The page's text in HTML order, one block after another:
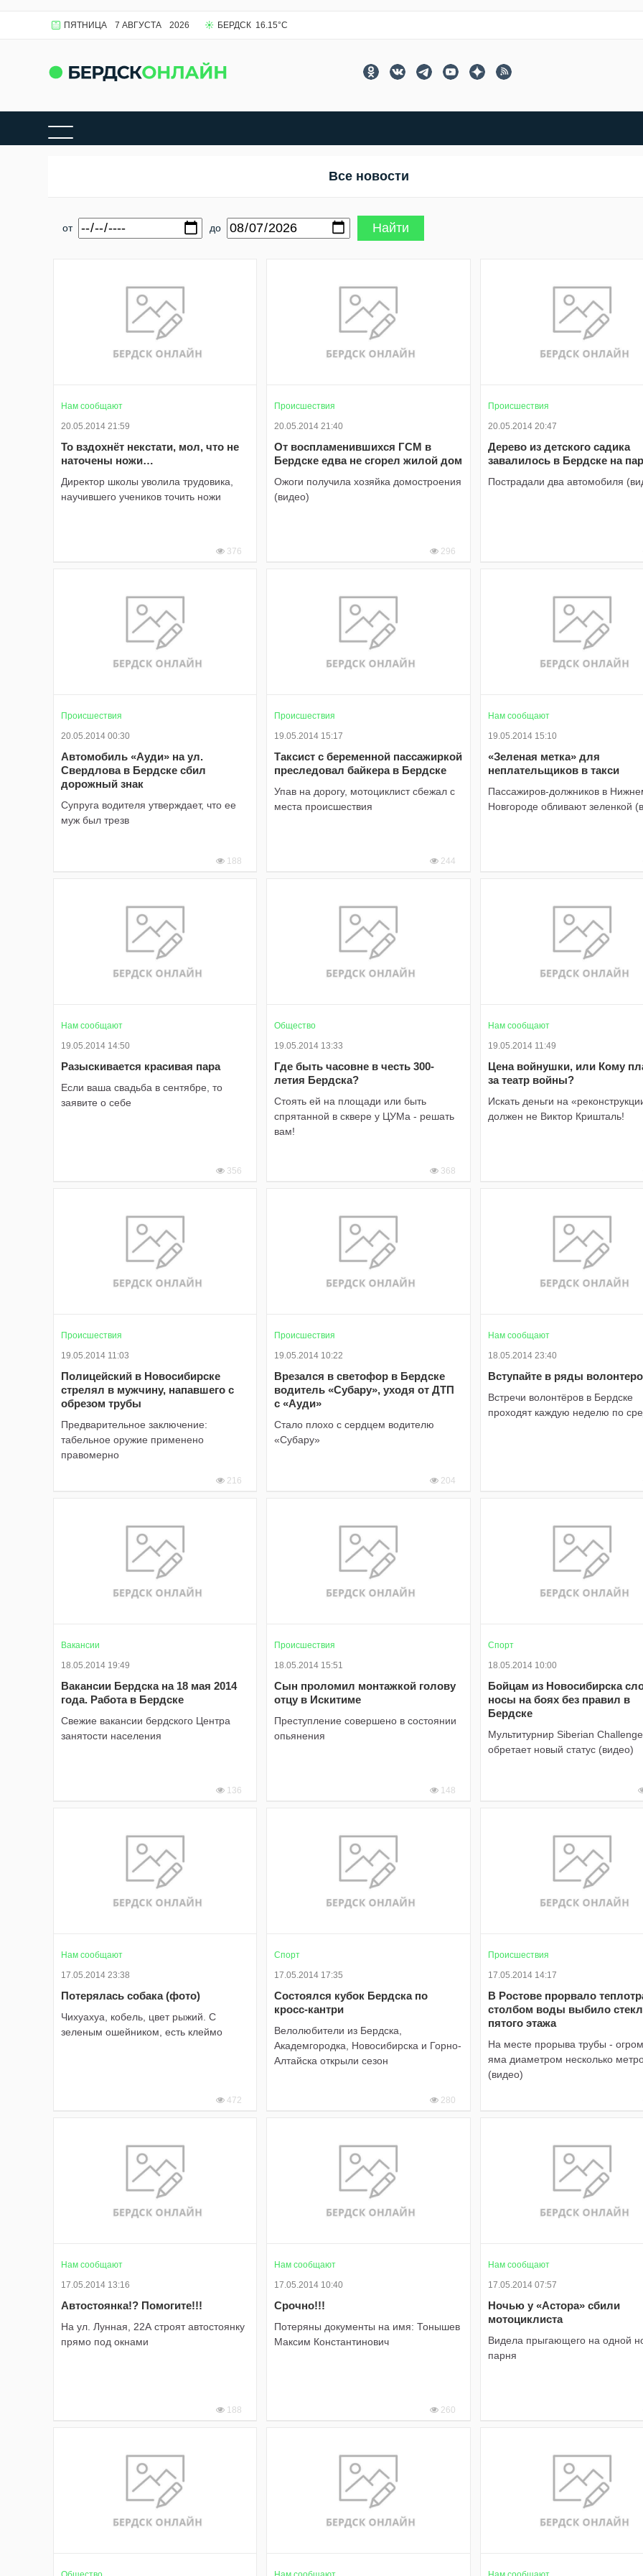
ПЯТНИЦА 7 АВГУСТА 2026 БЕРДСК 16.15°C
Все новости
от до
Нам сообщают
20.05.2014 21:59
То вздохнёт некстати, мол, что не
наточены ножи…
Директор школы уволила трудовика,
научившего учеников точить ножи
376
Происшествия
20.05.2014 21:40
От воспламенившихся ГСМ в
Бердске едва не сгорел жилой дом
Ожоги получила хозяйка домостроения
(видео)
296
Происшествия
20.05.2014 20:47
Дерево из детского садика
завалилось в Бердске на
Пострадали два автомобиля
Происшествия
20.05.2014 00:30
Автомобиль «Ауди» на ул.
Свердлова в Бердске сбил
дорожный знак
Супруга водителя утверждает, что ее
муж был трезв
188
Происшествия
19.05.2014 15:17
Таксист с беременной пассажиркой
преследовал байкера в Бердске
Упав на дорогу, мотоциклист сбежал с
места происшествия
244
Нам сообщают
19.05.2014 15:10
«Зеленая метка» для
неплательщиков в такси
Пассажиров-должников в
Новгороде обливают зеленкой
Нам сообщают
19.05.2014 14:50
Разыскивается красивая пара
Если ваша свадьба в сентябре, то
заявите о себе
356
Общество
19.05.2014 13:33
Где быть часовне в честь 300-
летия Бердска?
Стоять ей на площади или быть
спрятанной в сквере у ЦУМа - решать
вам!
368
Нам сообщают
19.05.2014 11:49
Цена войнушки, или Кому
за театр войны?
Искать деньги на
должен не Виктор Кришталь!
Происшествия
19.05.2014 11:03
Полицейский в Новосибирске
стрелял в мужчину, напавшего с
обрезом трубы
Предварительное заключение:
табельное оружие применено
правомерно
216
Происшествия
19.05.2014 10:22
Врезался в светофор в Бердске
водитель «Субару», уходя от ДТП
с «Ауди»
Стало плохо с сердцем водителю
«Субару»
204
Нам сообщают
18.05.2014 23:40
Вступайте в ряды
Встречи волонтёров в Бердске
проходят каждую неделю по
Вакансии
18.05.2014 19:49
Вакансии Бердска на 18 мая 2014
года. Работа в Бердске
Свежие вакансии бердского Центра
занятости населения
136
Происшествия
18.05.2014 15:51
Сын проломил монтажкой голову
отцу в Искитиме
Преступление совершено в состоянии
опьянения
148
Спорт
18.05.2014 10:00
Бойцам из Новосибирска
носы на боях без правил в
Бердске
Мультитурнир Siberian Challenge
обретает новый статус (видео)
Нам сообщают
17.05.2014 23:38
Потерялась собака (фото)
Чихуахуа, кобель, цвет рыжий. С
зеленым ошейником, есть клеймо
472
Спорт
17.05.2014 17:35
Состоялся кубок Бердска по
кросс-кантри
Велолюбители из Бердска,
Академгородка, Новосибирска и Горно-
Алтайска открыли сезон
280
Происшествия
17.05.2014 14:17
В Ростове прорвало
столбом воды выбило
пятого этажа
На месте прорыва трубы -
яма диаметром несколько
(видео)
Нам сообщают
17.05.2014 13:16
Автостоянка!? Помогите!!!
На ул. Лунная, 22А строят автостоянку
прямо под окнами
188
Нам сообщают
17.05.2014 10:40
Срочно!!!
Потеряны документы на имя: Тонышев
Максим Константинович
260
Нам сообщают
17.05.2014 07:57
Ночью у «Астора» сбили
мотоциклиста
Видела прыгающего на одной
парня